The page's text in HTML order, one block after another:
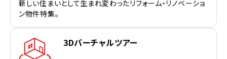
新しい住まいとして生まれ変わったリフォーム・リノベーショ
ン物件特集。
3Dバーチャルツアー